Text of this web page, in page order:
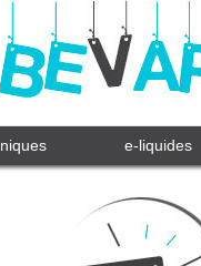
e-liquides